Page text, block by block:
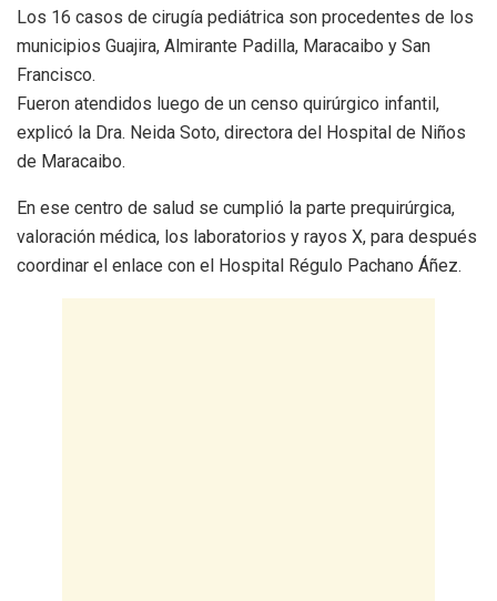
Los 16 casos de cirugía pediátrica son procedentes de los
municipios Guajira, Almirante Padilla, Maracaibo y San
Francisco.
Fueron atendidos luego de un censo quirúrgico infantil,
explicó la Dra. Neida Soto, directora del Hospital de Niños
de Maracaibo.
En ese centro de salud se cumplió la parte prequirúrgica,
valoración médica, los laboratorios y rayos X, para después
coordinar el enlace con el Hospital Régulo Pachano Áñez.